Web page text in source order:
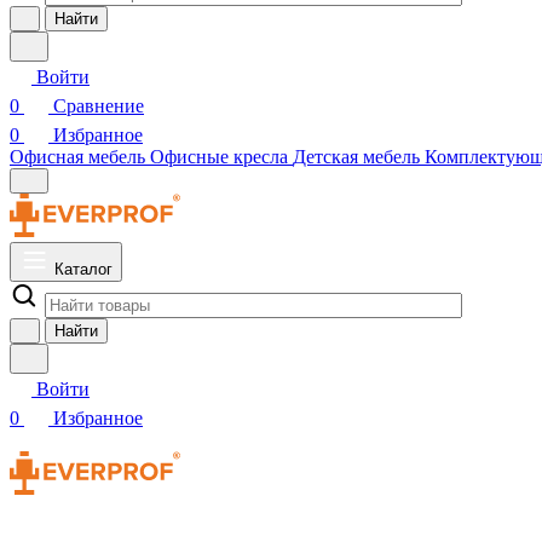
Найти
Войти
0
Сравнение
0
Избранное
Офисная мебель Офисные кресла Детская мебель
Каталог
Найти
Войти
0
Избранное